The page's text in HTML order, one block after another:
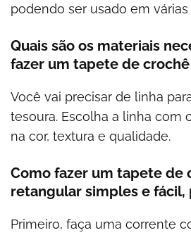
podendo ser usado em várias
Quais são os materiais
fazer um tapete de
Você vai precisar de linha
tesoura. Escolha a linha com
na cor, textura e qualidade.
Como fazer um tapete de
retangular simples e fácil,
Primeiro, faça uma corrente